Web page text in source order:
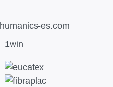
humanics-es.com
1win